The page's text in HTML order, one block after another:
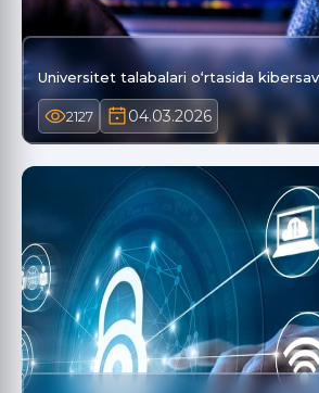
Universitet talabalari o‘rtasida
2127 04.03.2026